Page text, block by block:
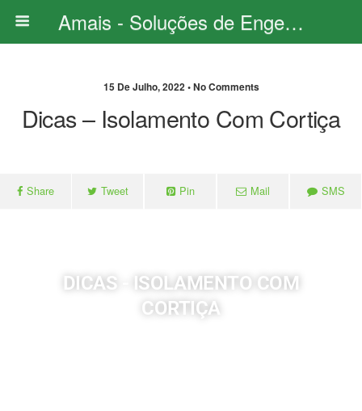
Amais - Soluções de Engenharia
15 De Julho, 2022 • No Comments
Dicas – Isolamento Com Cortiça
Share Tweet Pin Mail SMS
DICAS - ISOLAMENTO COM
CORTIÇA